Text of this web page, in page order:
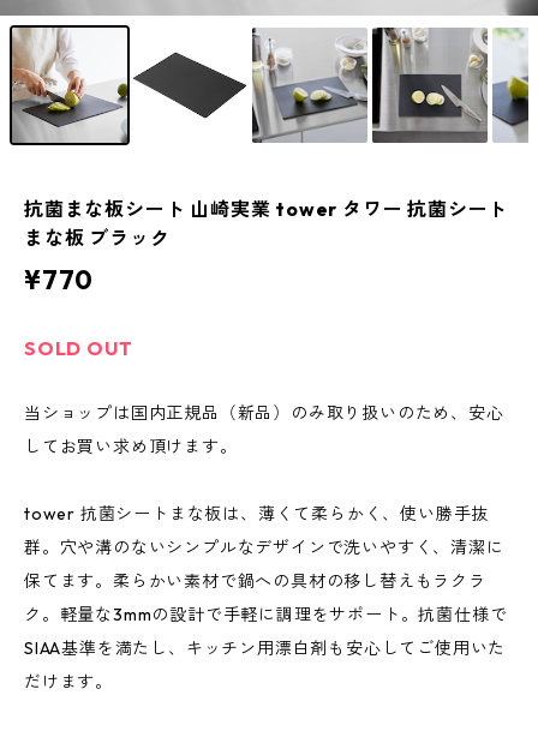
抗菌まな板シート 山崎実業 tower タワー 抗菌シート
まな板 ブラック
¥770
SOLD OUT
当ショップは国内正規品（新品）のみ取り扱いのため、安心
してお買い求め頂けます。
tower 抗菌シートまな板は、薄くて柔らかく、使い勝手抜
群。穴や溝のないシンプルなデザインで洗いやすく、清潔に
保てます。柔らかい素材で鍋への具材の移し替えもラクラ
ク。軽量な3mmの設計で手軽に調理をサポート。抗菌仕様で
SIAA基準を満たし、キッチン用漂白剤も安心してご使用いた
だけます。